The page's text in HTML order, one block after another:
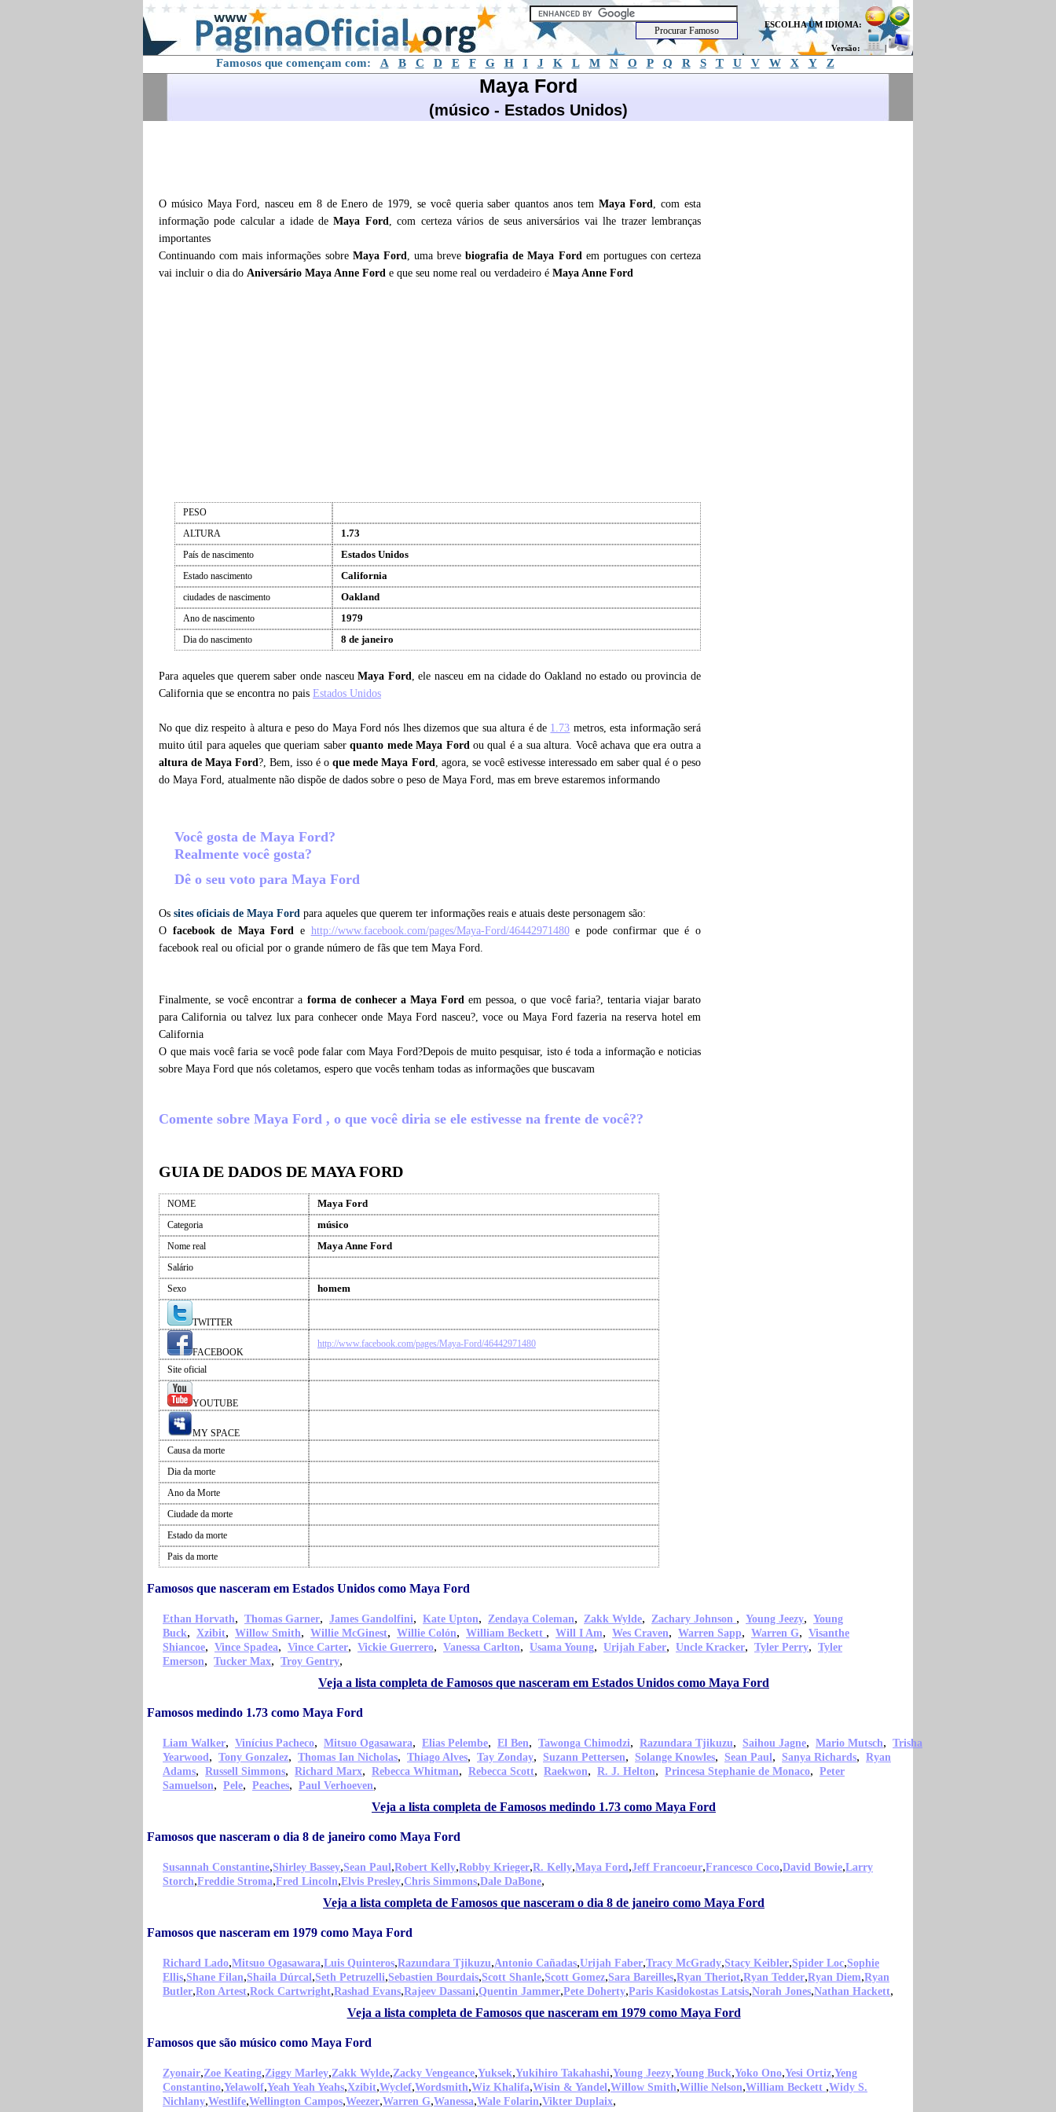
ESCOLHA UM IDIOMA:
Versão: |
Famosos que començam com: A B C D E F G H I J K L M N O P Q R S T U V W X Y Z
Maya Ford
(músico - Estados Unidos)
O músico Maya Ford, nasceu em 8 de Enero de 1979, se você queria saber quantos anos tem Maya Ford, com esta
informação pode calcular a idade deMaya Ford, com certeza vários de seus aniversários vai lhe trazer lembranças
importantes
Continuando com mais informações sobre Maya Ford, uma brevebiografia deMaya Fordem portugues con certeza
vai incluir o dia do Aniversário Maya Anne Ford e que seu nome real ou verdadeiro é Maya Anne Ford
PESO
ALTURA
1.73
País de nascimento Estados Unidos
Estado nascimento California
ciudades de nascimento Oakland
Ano de nascimento 1979
Dia do nascimento 8 de janeiro
Para aqueles que querem saber onde nasceuMaya Ford, ele nasceu em na cidade do Oakland no estado ou provincia de
California que se encontra no pais Estados Unidos
No que diz respeito à altura e peso do Maya Ford nós lhes dizemos que sua altura é de 1.73 metros, esta informação será
muito útil para aqueles que queriam saberquanto mede Maya Fordou qual é a sua altura. Você achava que era outra a
altura de Maya Ford?, Bem, isso é oque mede Maya Ford, agora, se você estivesse interessado em saber qual é o peso
do Maya Ford, atualmente não dispõe de dados sobre o peso de Maya Ford, mas em breve estaremos informando
Você gosta de Maya Ford?
Realmente você gosta?
Dê o seu voto para Maya Ford
Os sites oficiais de Maya Ford para aqueles que querem ter informações reais e atuais deste personagem são:
O facebook de Maya Ford e http://www.facebook.com/pages/Maya-Ford/46442971480e pode confirmar que é o
facebook real ou oficial por o grande número de fãs que tem Maya Ford.
Finalmente, se você encontrar a forma de conhecer a Maya Ford em pessoa, o que você faria?, tentaria viajar barato
para California ou talvez lux para conhecer onde Maya Ford nasceu?, voce ou Maya Ford fazeria na reserva hotel em
California
O que mais você faria se você pode falar com Maya Ford?Depois de muito pesquisar, isto é toda a informação e noticias
sobre Maya Ford que nós coletamos, espero que vocês tenham todas as informações que buscavam
Comente sobre Maya Ford , o que você diria se ele estivesse na frente de você??
GUIA DE DADOS DE MAYA FORD
NOME Maya Ford
Categoria músico
Nome real Maya Anne Ford
Salário
Sexo
homem
TWITTER
FACEBOOK
http://www.facebook.com/pages/Maya-Ford/46442971480
Site oficial
YOUTUBE
MY SPACE
Causa da morte
Dia da morte
Ano da Morte
Ciudade da morte
Estado da morte
Pais da morte
Famosos que nasceram em Estados Unidos como Maya Ford
Ethan Horvath, Thomas Garner, James Gandolfini, Kate Upton, Zendaya Coleman, Zakk Wylde, Zachary Johnson , Young Jeezy, Young
Buck, Xzibit, Willow Smith, Willie McGinest, Willie Colón, William Beckett , Will I Am, Wes Craven, Warren Sapp, Warren G, Visanthe
Shiancoe, Vince Spadea, Vince Carter, Vickie Guerrero, Vanessa Carlton, Usama Young, Urijah Faber, Uncle Kracker, Tyler Perry, Tyler
Emerson, Tucker Max, Troy Gentry,
Veja a lista completa de Famosos que nasceram em Estados Unidos como Maya Ford
Famosos medindo 1.73 como Maya Ford
Liam Walker, Vinícius Pacheco, Mitsuo Ogasawara, Elias Pelembe, El Ben, Tawonga Chimodzi, Razundara Tjikuzu, Saihou Jagne, Mario Mutsch, Trisha
Yearwood, Tony Gonzalez, Thomas Ian Nicholas, Thiago Alves, Tay Zonday, Suzann Pettersen, Solange Knowles, Sean Paul, Sanya Richards, Ryan
Adams, Russell Simmons, Richard Marx, Rebecca Whitman, Rebecca Scott, Raekwon, R. J. Helton, Princesa Stephanie de Monaco, Peter
Samuelson, Pele, Peaches, Paul Verhoeven,
Veja a lista completa de Famosos medindo 1.73 como Maya Ford
Famosos que nasceram o dia 8 de janeiro como Maya Ford
Susannah Constantine,Shirley Bassey,Sean Paul,Robert Kelly,Robby Krieger,R. Kelly,Maya Ford,Jeff Francoeur,Francesco Coco,David Bowie,Larry
Storch,Freddie Stroma,Fred Lincoln,Elvis Presley,Chris Simmons,Dale DaBone,
Veja a lista completa de Famosos que nasceram o dia 8 de janeiro como Maya Ford
Famosos que nasceram em 1979 como Maya Ford
Richard Lado,Mitsuo Ogasawara,Luis Quinteros,Razundara Tjikuzu,Antonio Cañadas,Urijah Faber,Tracy McGrady,Stacy Keibler,Spider Loc,Sophie
Ellis,Shane Filan,Shaila Dúrcal,Seth Petruzelli,Sebastien Bourdais,Scott Shanle,Scott Gomez,Sara Bareilles,Ryan Theriot,Ryan Tedder,Ryan Diem,Ryan
Butler,Ron Artest,Rock Cartwright,Rashad Evans,Rajeev Dassani,Quentin Jammer,Pete Doherty,Paris Kasidokostas Latsis,Norah Jones,Nathan Hackett,
Veja a lista completa de Famosos que nasceram em 1979 como Maya Ford
Famosos que são músico como Maya Ford
Zyonair,Zoe Keating,Ziggy Marley,Zakk Wylde,Zacky Vengeance,Yuksek,Yukihiro Takahashi,Young Jeezy,Young Buck,Yoko Ono,Yesi Ortiz,Yeng
Constantino,Yelawolf,Yeah Yeah Yeahs,Xzibit,Wyclef,Wordsmith,Wiz Khalifa,Wisin & Yandel,Willow Smith,Willie Nelson,William Beckett ,Widy S.
Nichlany,Westlife,Wellington Campos,Weezer,Warren G,Wanessa,Wale Folarin,Vikter Duplaix,